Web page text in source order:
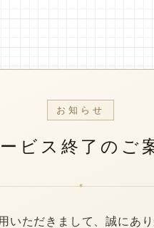
お知らせ
ビス終了のご
*
ただきまして、誠にあり